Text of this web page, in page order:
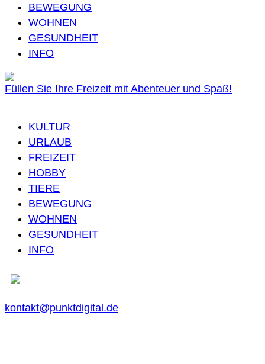
BEWEGUNG
WOHNEN
GESUNDHEIT
INFO
Füllen Sie Ihre Freizeit mit Abenteuer und Spaß!
KULTUR
URLAUB
FREIZEIT
HOBBY
TIERE
BEWEGUNG
WOHNEN
GESUNDHEIT
INFO
kontakt@punktdigital.de